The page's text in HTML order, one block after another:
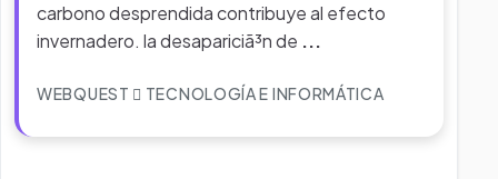
carbono desprendida contribuye al efecto
invernadero. la desapariciã³n de ...
WEBQUEST TECNOLOGÍA E INFORMÁTICA